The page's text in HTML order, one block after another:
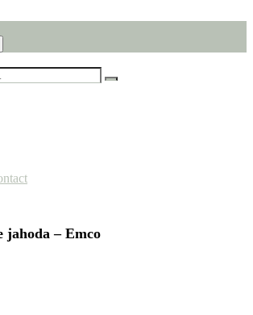
jahoda – Emco